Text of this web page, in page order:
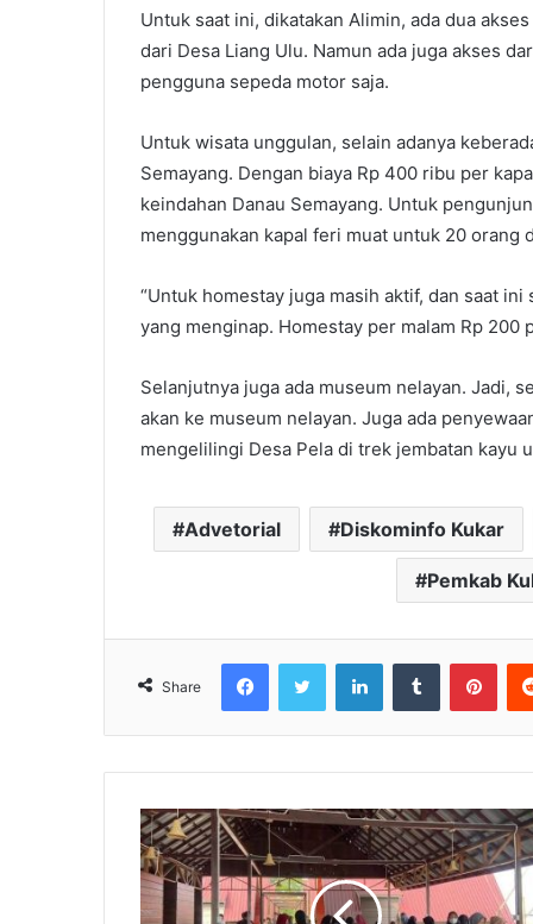
Untuk saat ini, dikatakan Alimin, ada dua
dari Desa Liang Ulu. Namun ada juga akses
pengguna sepeda motor saja.
Untuk wisata unggulan, selain adanya
Semayang. Dengan biaya Rp 400 ribu per
keindahan Danau Semayang. Untuk
menggunakan kapal feri muat untuk 20 orang
“Untuk homestay juga masih aktif, dan saat
yang menginap. Homestay per malam Rp 200
Selanjutnya juga ada museum nelayan. Jadi,
akan ke museum nelayan. Juga ada
mengelilingi Desa Pela di trek jembatan kayu
Advetorial Diskominfo Kukar
Pemkab
Share